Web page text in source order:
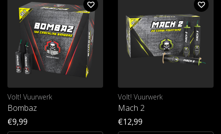
Volt! Vuurwerk
Bombaz
€9,99
Volt! Vuurwerk
Mach 2
€12,99